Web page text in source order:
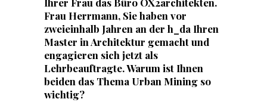
Frau Herrmann, Sie haben vor
zweieinhalb Jahren an der h_da Ihren
Master in Architektur gemacht und
engagieren sich jetzt als
Lehrbeauftragte. Warum ist Ihnen
beiden das Thema Urban Mining so
wichtig?